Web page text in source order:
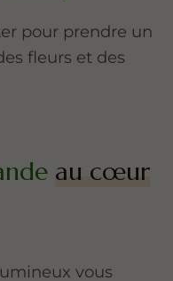
pour prendre un
fleurs et des
au cœur
vous